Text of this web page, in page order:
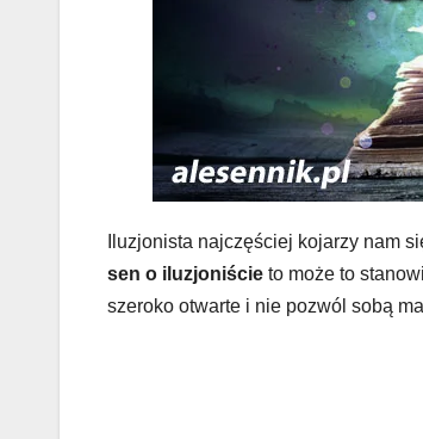
Iluzjonista najczęściej kojarzy nam
sen o iluzjoniście to może to
szeroko otwarte i nie pozwól sobą